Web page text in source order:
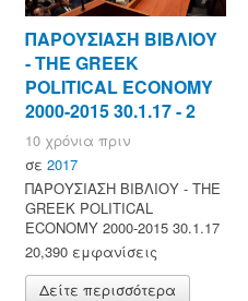
ΠΑΡΟΥΣΙΑΣΗ ΒΙΒΛΙΟΥ
- ΤΗΕ GREEK
POLITICAL ECONOMY
2000-2015 30.1.17 - 2
10 χρόνια πριν
σε 2017
ΠΑΡΟΥΣΙΑΣΗ ΒΙΒΛΙΟΥ - ΤΗΕ
GREEK POLITICAL
ECONOMY 2000-2015 30.1.17
20,390 εμφανίσεις
Δείτε περισσότερα